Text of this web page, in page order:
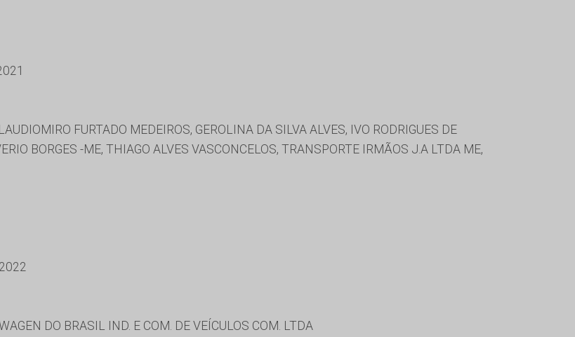
FURTADO MEDEIROS, GEROLINA DA SILVA ALVES, IVO RODRIGUES DE
BORGES -ME, THIAGO ALVES VASCONCELOS, TRANSPORTE IRMÃOS J.A LTDA ME,
DO BRASIL IND. E COM. DE VEÍCULOS COM. LTDA